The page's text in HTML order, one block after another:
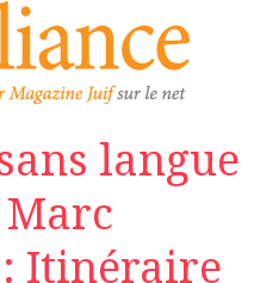
langue
Marc
Itinéraire